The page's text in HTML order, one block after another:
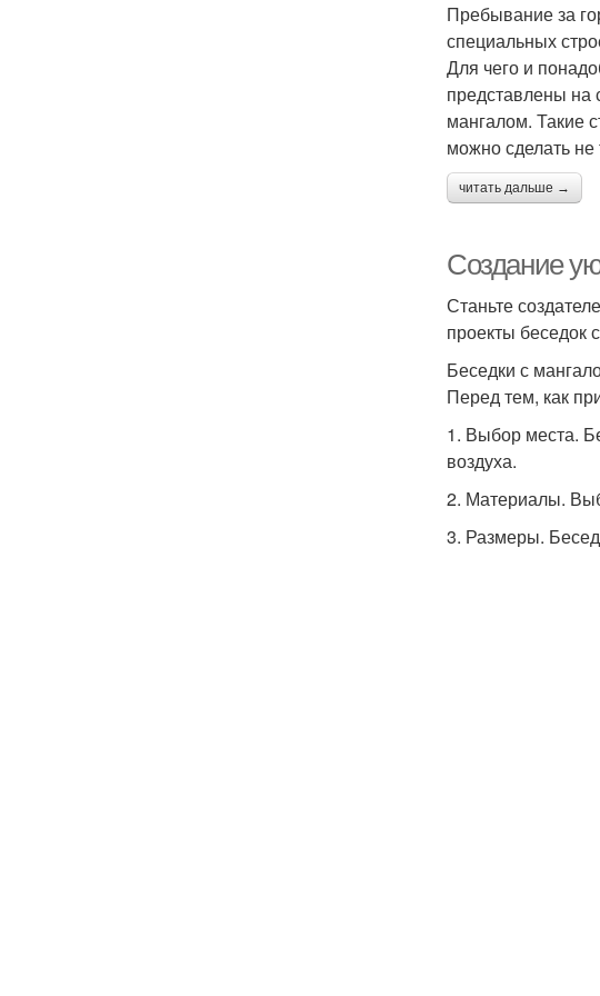
Пребывание за
специальных
Для чего и
представлены на
мангалом. Такие
можно сделать
читать дальше →
Создание
Станьте
проекты беседок
Беседки с
Перед тем, как
1. Выбор места.
воздуха.
2. Материалы.
3. Размеры.